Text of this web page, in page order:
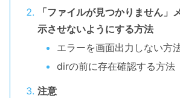
「ファイルが見つかりません」
示させないようにする方法
エラーを画面出力しない方
dirの前に存在確認する方法
注意